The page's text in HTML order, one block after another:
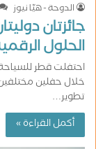
الدوحة - هيّا نيوز
الحلول
خلال حفلين
تطوير…
أكمل القراءة »